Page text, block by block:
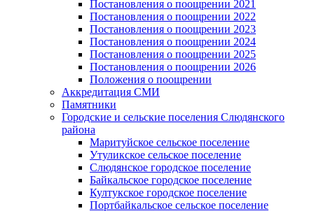
Постановления о поощрении 2021
Постановления о поощрении 2022
Постановления о поощрении 2023
Постановления о поощрении 2024
Постановления о поощрении 2025
Постановления о поощрении 2026
Положения о поощрении
Аккредитация СМИ
Памятники
Городские и сельские поселения Слюдянского
района
Маритуйское сельское поселение
Утуликское сельское поселение
Слюдянское городское поселение
Байкальское городское поселение
Култукское городское поселение
Портбайкальское сельское поселение